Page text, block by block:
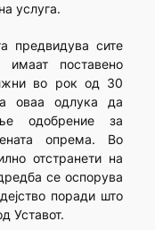
услуга.
предвидува сите
поставено
во рок од 30
оваа одлука да
одобрение за
опрема. Во
отстранети на
се оспорува
поради што
Уставот.